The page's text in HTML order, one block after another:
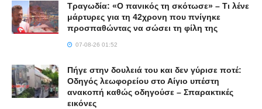
Τραγωδία: «Ο πανικός τη σκότωσε» – Τι λένε
μάρτυρες για τη 42χρονη που πνίγηκε
προσπαθώντας να σώσει τη φίλη της
07-08-26 01:52
Πήγε στην δουλειά του και δεν γύρισε ποτέ:
Οδηγός λεωφορείου στο Αίγιο υπέστη
ανακοπή καθώς οδηγούσε – Σπαρακτικές
εικόνες